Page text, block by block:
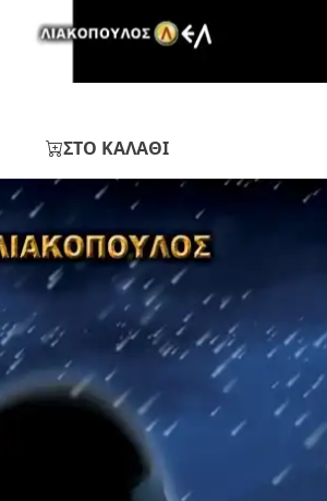
ΣΤΟ ΚΑΛΑΘΙ